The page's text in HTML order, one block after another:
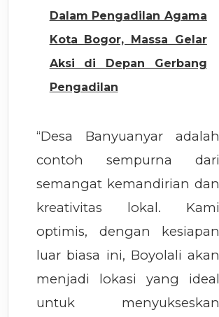
Dalam Pengadilan Agama
Kota Bogor, Massa Gelar
Aksi di Depan Gerbang
Pengadilan
“Desa Banyuanyar adalah
contoh sempurna dari
semangat kemandirian dan
kreativitas lokal. Kami
optimis, dengan kesiapan
luar biasa ini, Boyolali akan
menjadi lokasi yang ideal
untuk menyukseskan